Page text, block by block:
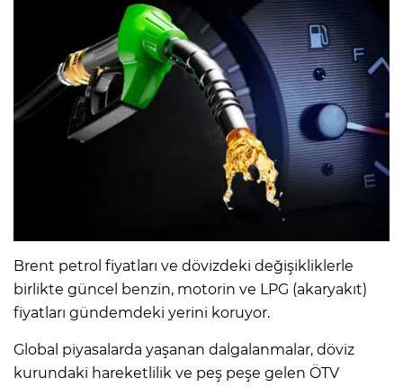
Brent petrol fiyatları ve dövizdeki değişikliklerle
birlikte güncel benzin, motorin ve LPG (akaryakıt)
fiyatları gündemdeki yerini koruyor.
Global piyasalarda yaşanan dalgalanmalar, döviz
kurundaki hareketlilik ve peş peşe gelen ÖTV